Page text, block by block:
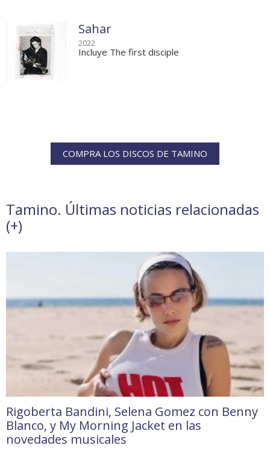
Sahar
2022
Incluye The first disciple
COMPRA LOS DISCOS DE TAMINO
Tamino. Últimas noticias relacionadas
(+)
Rigoberta Bandini, Selena Gomez con Benny
Blanco, y My Morning Jacket en las
novedades musicales